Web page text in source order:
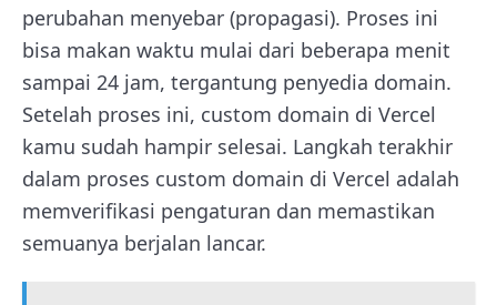
perubahan menyebar (propagasi). Proses ini
bisa makan waktu mulai dari beberapa menit
sampai 24 jam, tergantung penyedia domain.
Setelah proses ini, custom domain di Vercel
kamu sudah hampir selesai. Langkah terakhir
dalam proses custom domain di Vercel adalah
memverifikasi pengaturan dan memastikan
semuanya berjalan lancar.